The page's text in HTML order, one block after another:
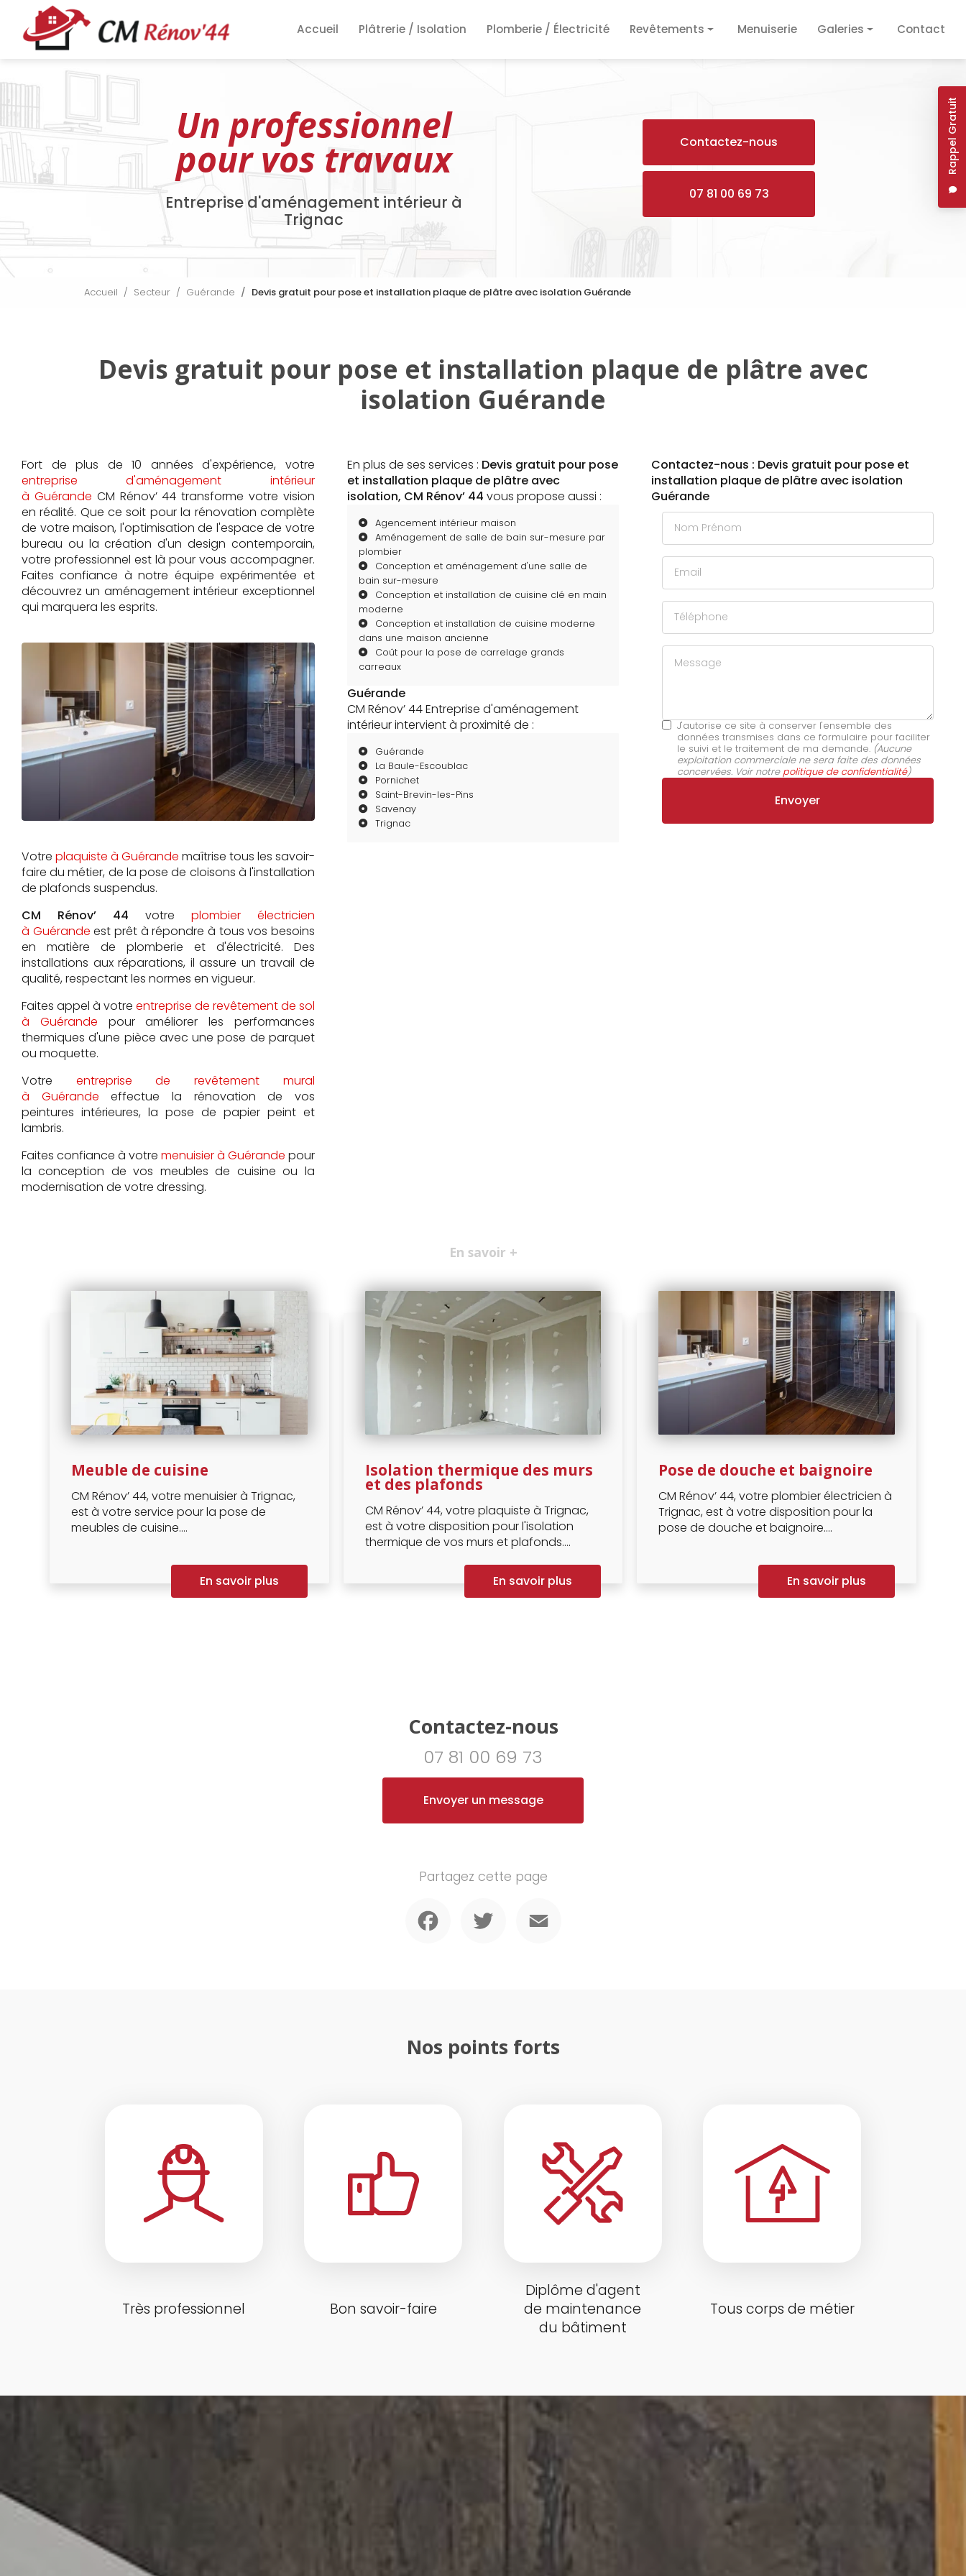
contenu
principal
Rappel Gratuit
Accueil Plâtrerie / Isolation Plomberie / Électricité Revêtements Menuiserie Galeries Contact
Un professionnel
pour vos travaux
Entreprise d'aménagement intérieur à
Trignac
Contactez-nous
07 81 00 69 73
Accueil Secteur Guérande Devis gratuit pour pose et installation plaque de plâtre avec isolation Guérande
Devis gratuit pour pose et installation plaque de plâtre avec
isolation Guérande
Fort de plus de 10 années d'expérience, votre
entreprise d'aménagement intérieur
à Guérande CM Rénov’ 44 transforme votre vision
en réalité. Que ce soit pour la rénovation complète
de votre maison, l'optimisation de l'espace de votre
bureau ou la création d'un design contemporain,
votre professionnel est là pour vous accompagner.
Faites confiance à notre équipe expérimentée et
découvrez un aménagement intérieur exceptionnel
qui marquera les esprits.
Votre plaquiste à Guérande maîtrise tous les savoir-
faire du métier, de la pose de cloisons à l'installation
de plafonds suspendus.
CM Rénov’ 44 votre plombier électricien
à Guérande est prêt à répondre à tous vos besoins
en matière de plomberie et d'électricité. Des
installations aux réparations, il assure un travail de
qualité, respectant les normes en vigueur.
Faites appel à votre entreprise de revêtement de sol
à Guérande pour améliorer les performances
thermiques d'une pièce avec une pose de parquet
ou moquette.
Votre entreprise de revêtement mural
à Guérande effectue la rénovation de vos
peintures intérieures, la pose de papier peint et
lambris.
Faites confiance à votre menuisier à Guérande pour
la conception de vos meubles de cuisine ou la
modernisation de votre dressing.
En plus de ses services : Devis gratuit pour pose
et installation plaque de plâtre avec
isolation, CM Rénov’ 44 vous propose aussi :
Agencement intérieur maison
Aménagement de salle de bain sur-mesure par
plombier
Conception et aménagement d'une salle de
bain sur-mesure
Conception et installation de cuisine clé en main
moderne
Conception et installation de cuisine moderne
dans une maison ancienne
Coût pour la pose de carrelage grands
carreaux
Guérande
CM Rénov’ 44 Entreprise d'aménagement
intérieur intervient à proximité de :
Guérande
La Baule-Escoublac
Pornichet
Saint-Brevin-les-Pins
Savenay
Trignac
Contactez-nous : Devis gratuit pour pose et
installation plaque de plâtre avec isolation
Guérande
Nom Prénom
Email
Téléphone
Message
J'autorise ce site à conserver l'ensemble des
données transmises dans ce formulaire pour faciliter
le suivi et le traitement de ma demande. (Aucune
exploitation commerciale ne sera faite des données
concervées. Voir notre politique de confidentialité)
En savoir +
Meuble de cuisine
CM Rénov’ 44, votre menuisier à Trignac,
est à votre service pour la pose de
meubles de cuisine....
En savoir plus
Isolation thermique des murs
et des plafonds
CM Rénov’ 44, votre plaquiste à Trignac,
est à votre disposition pour l'isolation
thermique de vos murs et plafonds....
En savoir plus
Pose de douche et baignoire
CM Rénov’ 44, votre plombier électricien à
Trignac, est à votre disposition pour la
pose de douche et baignoire....
En savoir plus
Contactez-nous
07 81 00 69 73
Envoyer un message
Partagez cette page
Nos points forts
Très professionnel Bon savoir-faire
Diplôme d'agent
de maintenance
du bâtiment
Tous corps de métier